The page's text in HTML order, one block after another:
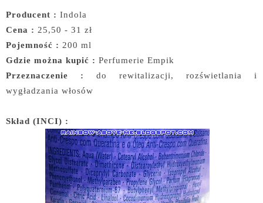
Producent : Indola
Cena : 25,50 - 31 zł
Pojemność : 200 ml
Gdzie można kupić : Perfumerie Empik
Przeznaczenie : do rewitalizacji, rozświetlania i
wygładzania włosów
Skład (INCI) :